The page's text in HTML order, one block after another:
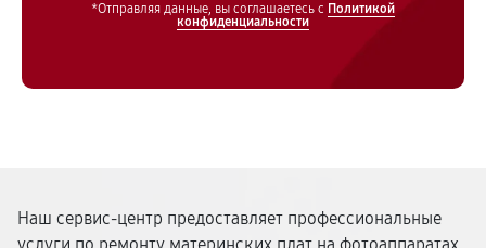
*Отправляя данные, вы соглашаетесь с Политикой
конфиденциальности
Наш сервис-центр предоставляет профессиональные